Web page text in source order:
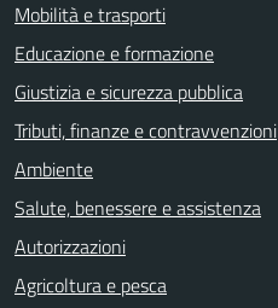
Mobilità e trasporti
Educazione e formazione
Giustizia e sicurezza pubblica
Tributi, finanze e contravvenzioni
Ambiente
Salute, benessere e assistenza
Autorizzazioni
Agricoltura e pesca